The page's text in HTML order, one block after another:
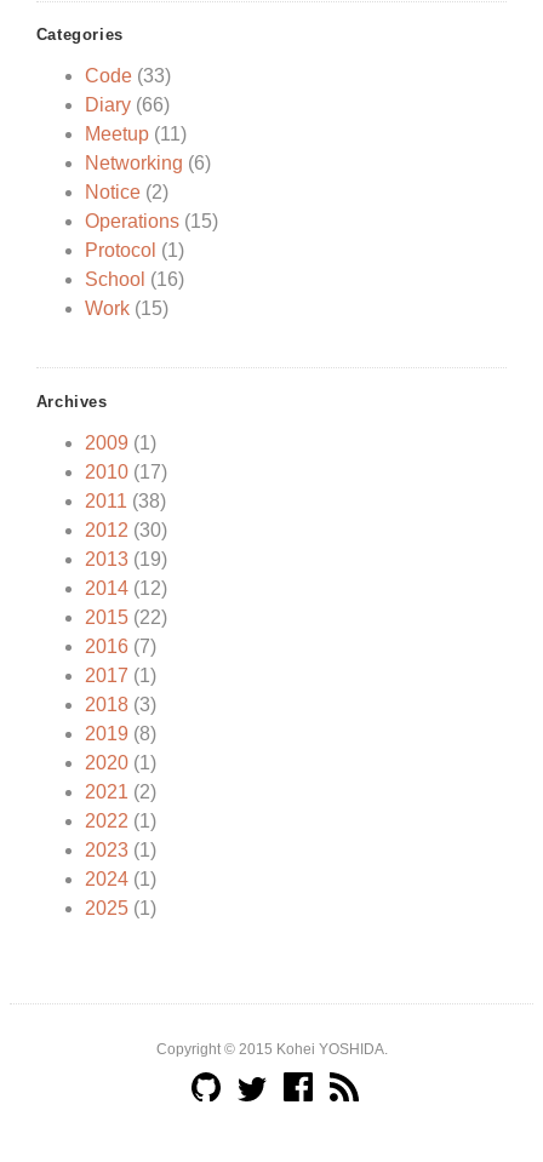
Categories
Code(33)
Diary(66)
Meetup(11)
Networking (6)
Notice(2)
Operations(15)
Protocol (1)
School (16)
Work(15)
Archives
2009 (1)
2010(17)
2011 (38)
2012 (30)
2013(19)
2014(12)
2015(22)
2016(7)
2017 (1)
2018(3)
2019 (8)
2020(1)
2021 (2)
2022 (1)
2023(1)
2024(1)
2025(1)
Copyright © 2015 Kohei YOSHIDA.